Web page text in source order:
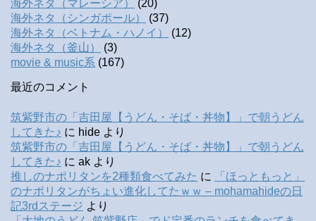
海外ネタ（マレーシア）
(20)
海外ネタ（シンガポール）
(37)
海外ネタ（ベトナム・ハノイ）
(12)
海外ネタ（釜山）
(3)
movie & music系 (167)
最近のコメント
筑紫野市の「吉田屋【うどん・そば・丼物】」で朝うどん
してきた♪ に hide より
筑紫野市の「吉田屋【うどん・そば・丼物】」で朝うどん
してきた♪ に ak より
推しのナポリタンを2種類食べてみた に
「ほっともっと」
のナポリタンがちょい進化してたｗｗ – mohamahideの日
記3rdステージ より